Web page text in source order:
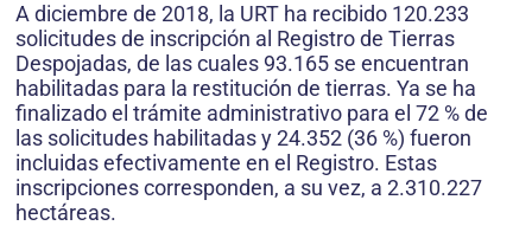
A diciembre de 2018, la URT ha recibido 120.233
solicitudes de inscripción al Registro de Tierras
Despojadas, de las cuales 93.165 se encuentran
habilitadas para la restitución de tierras. Ya se ha
finalizado el trámite administrativo para el 72 % de
las solicitudes habilitadas y 24.352 (36 %) fueron
incluidas efectivamente en el Registro. Estas
inscripciones corresponden, a su vez, a 2.310.227
hectáreas.